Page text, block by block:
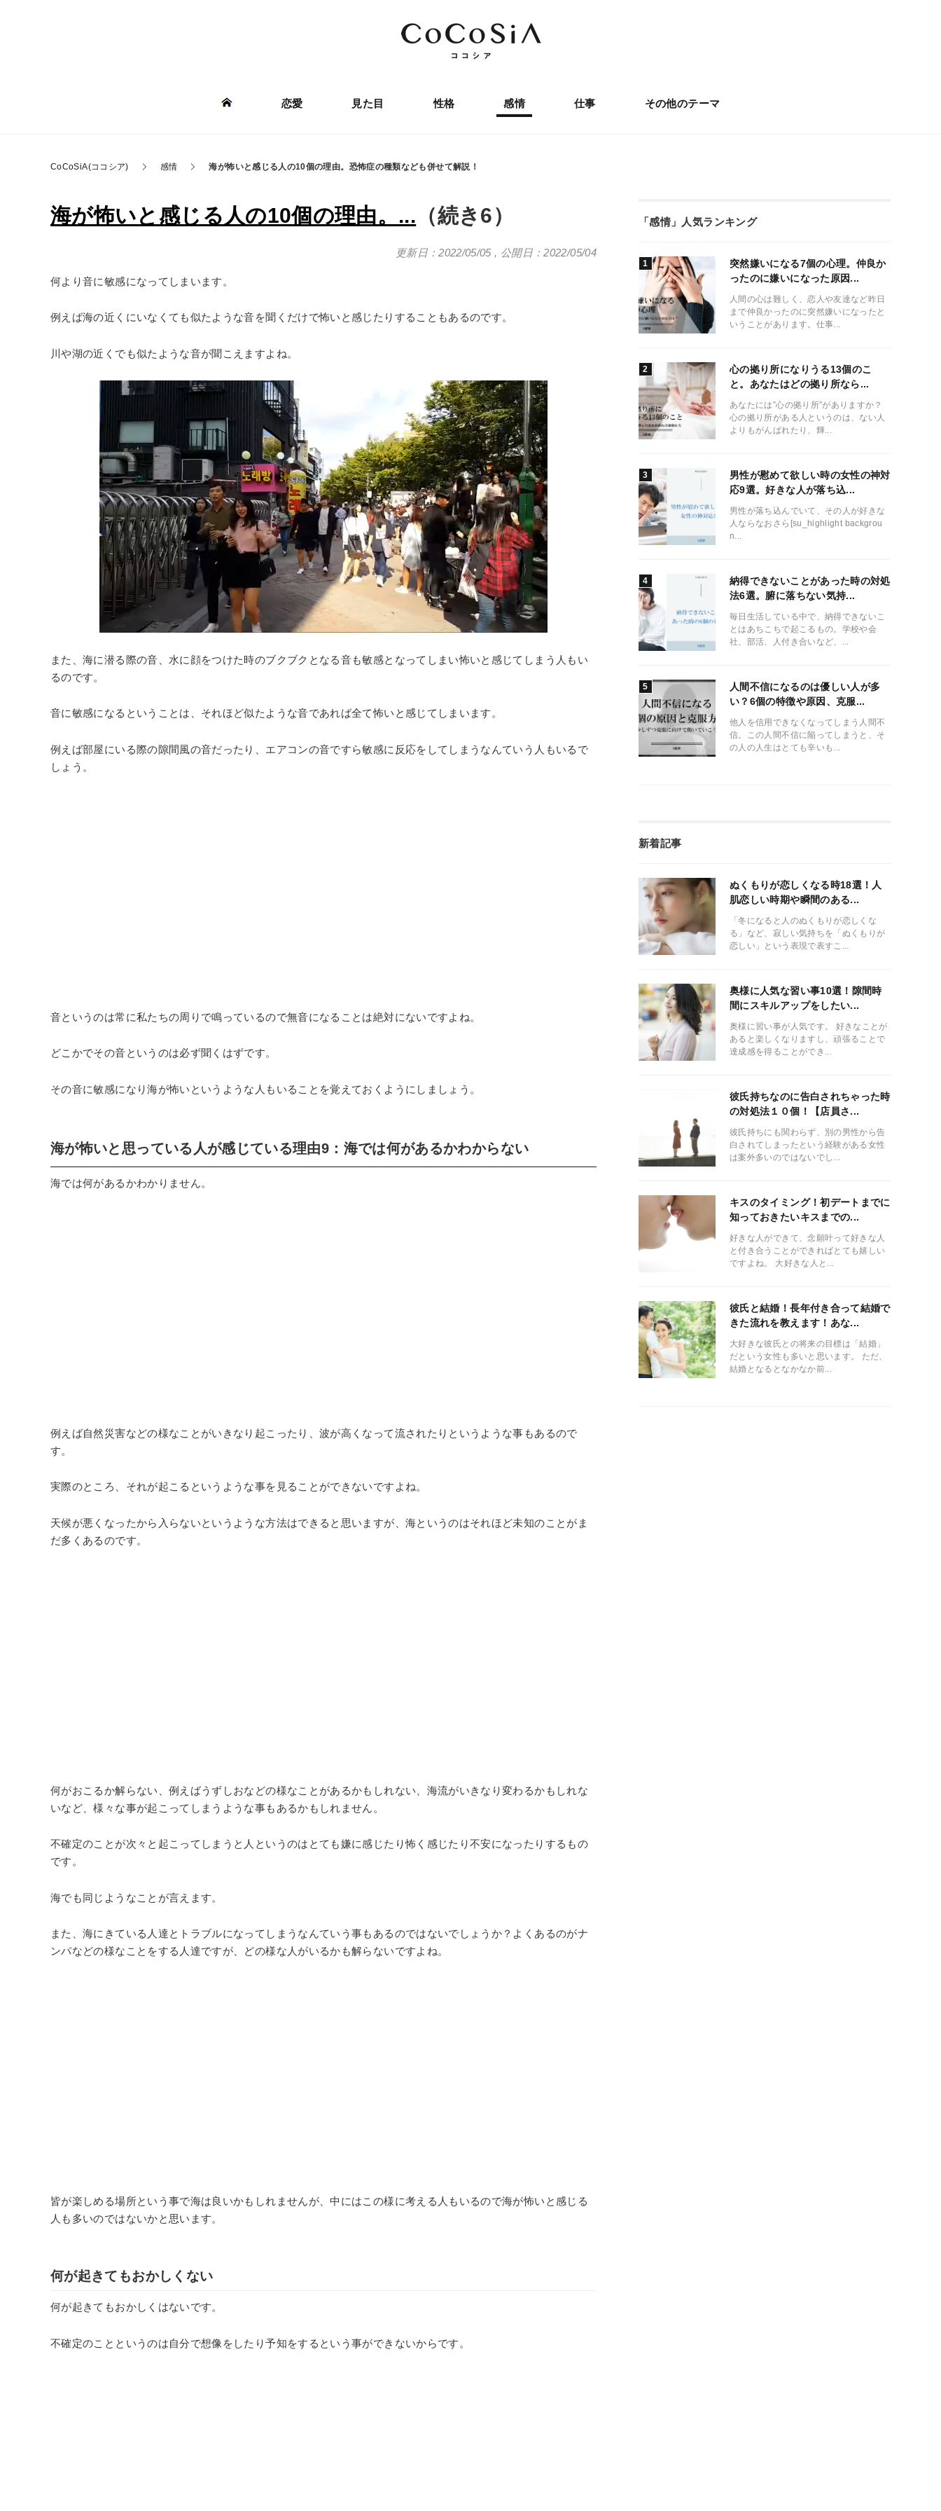
恋愛 見た目 性格 感情 仕事 その他のテーマ
CoCoSiA(ココシア) 感情 海が怖いと感じる人の10個の理由。恐怖症の種類なども併せて解説！
海が怖いと感じる人の10個の理由。... （続き6）
更新日：2022/05/05 , 公開日：2022/05/04
何より音に敏感になってしまいます。
例えば海の近くにいなくても似たような音を聞くだけで怖いと感じたりすることもあるのです。
川や湖の近くでも似たような音が聞こえますよね。
また、海に潜る際の音、水に顔をつけた時のブクブクとなる音も敏感となってしまい怖いと感じてしまう人もい
るのです。
音に敏感になるということは、それほど似たような音であれば全て怖いと感じてしまいます。
例えば部屋にいる際の隙間風の音だったり、エアコンの音ですら敏感に反応をしてしまうなんていう人もいるで
しょう。
音というのは常に私たちの周りで鳴っているので無音になることは絶対にないですよね。
どこかでその音というのは必ず聞くはずです。
その音に敏感になり海が怖いというような人もいることを覚えておくようにしましょう。
海が怖いと思っている人が感じている理由9：海では何があるかわからない
海では何があるかわかりません。
例えば自然災害などの様なことがいきなり起こったり、波が高くなって流されたりというような事もあるので
す。
実際のところ、それが起こるというような事を見ることができないですよね。
天候が悪くなったから入らないというような方法はできると思いますが、海というのはそれほど未知のことがま
だ多くあるのです。
何がおこるか解らない、例えばうずしおなどの様なことがあるかもしれない、海流がいきなり変わるかもしれな
いなど、様々な事が起こってしまうような事もあるかもしれません。
不確定のことが次々と起こってしまうと人というのはとても嫌に感じたり怖く感じたり不安になったりするもの
です。
海でも同じようなことが言えます。
また、海にきている人達とトラブルになってしまうなんていう事もあるのではないでしょうか？よくあるのがナ
ンパなどの様なことをする人達ですが、どの様な人がいるかも解らないですよね。
皆が楽しめる場所という事で海は良いかもしれませんが、中にはこの様に考える人もいるので海が怖いと感じる
人も多いのではないかと思います。
何が起きてもおかしくない
何が起きてもおかしくはないです。
不確定のことというのは自分で想像をしたり予知をするという事ができないからです。
「感情」人気ランキング
突然嫌いになる7個の心理。仲良か
ったのに嫌いになった原因...
人間の心は難しく、恋人や友達など昨日
まで仲良かったのに突然嫌いになったと
いうことがあります。仕事...
心の拠り所になりうる13個のこ
と。あなたはどの拠り所なら...
あなたには”心の拠り所”がありますか？
心の拠り所がある人というのは、ない人
よりもがんばれたり、輝...
男性が慰めて欲しい時の女性の神対
応9選。好きな人が落ち込...
男性が落ち込んでいて、その人が好きな
人ならなおさら[su_highlight backgrou
n...
納得できないことがあった時の対処
法6選。腑に落ちない気持...
毎日生活している中で、納得できないこ
とはあちこちで起こるもの。学校や会
社、部活、人付き合いなど、...
人間不信になるのは優しい人が多
い？6個の特徴や原因、克服...
他人を信用できなくなってしまう人間不
信。この人間不信に陥ってしまうと、そ
の人の人生はとても辛いも...
新着記事
ぬくもりが恋しくなる時18選！人
肌恋しい時期や瞬間のある...
「冬になると人のぬくもりが恋しくな
る」など、寂しい気持ちを「ぬくもりが
恋しい」という表現で表すこ...
奥様に人気な習い事10選！隙間時
間にスキルアップをしたい...
奥様に習い事が人気です。 好きなことが
あると楽しくなりますし、頑張ることで
達成感を得ることができ...
彼氏持ちなのに告白されちゃった時
の対処法１０個！【店員さ...
彼氏持ちにも関わらず、別の男性から告
白されてしまったという経験がある女性
は案外多いのではないでし...
キスのタイミング！初デートまでに
知っておきたいキスまでの...
好きな人ができて、念願叶って好きな人
と付き合うことができればとても嬉しい
ですよね。 大好きな人と...
彼氏と結婚！長年付き合って結婚で
きた流れを教えます！あな...
大好きな彼氏との将来の目標は「結婚」
だという女性も多いと思います。 ただ、
結婚となるとなかなか前...